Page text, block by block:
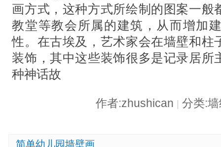
画方式，这种方式所绘制的图案一般
教堂等教会所属的建筑，从而增加
性。在古埃及，艺术家会在墙壁和柱
装饰，其中这些装饰很多是记录居所
种神话故
作者:zhushican | 分类:
简单幼儿园墙壁画